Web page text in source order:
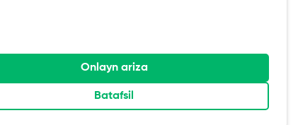
Onlayn ariza
Batafsil